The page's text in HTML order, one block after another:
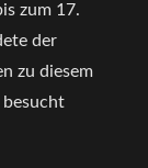
zum 17.
der
zu diesem
besucht